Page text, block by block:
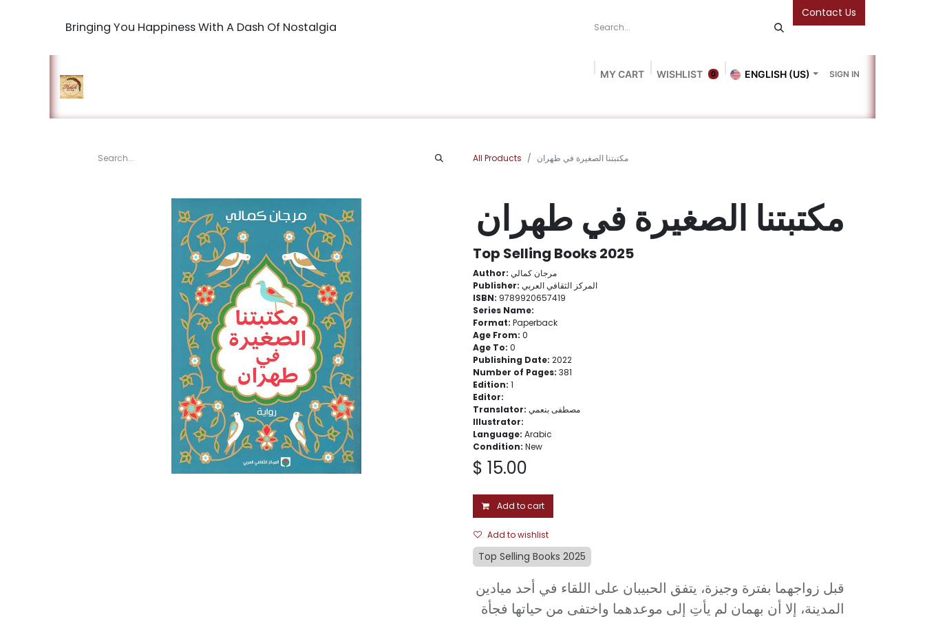
Bringing You Happiness With A Dash Of Nostalgia
Contact Us
MY CART 0
WISHLIST ENGLISH (US) SIGN IN
All Products مكتبتنا الصغيرة في طهران
مكتبتنا الصغيرة في طهران
Top Selling Books 2025
Author: مرجان كمالي
Publisher: المركز الثقافي العربي
ISBN: 9789920657419
Series Name:
Format: Paperback
Age From: 0
Age To: 0
Publishing Date: 2022
Number of Pages: 381
Edition: 1
Editor:
Translator: مصطفى بنعمي
Illustrator:
Language: Arabic
Condition: New
$ 15.00
Add to cart
Add to wishlist
Top Selling Books 2025
قبل زواجهما بفترة وجيزة، يتفق الحبيبان على اللقاء في أحد ميادين
المدينة، إلا أن بهمان لم يأتِ إلى موعدهما واختفى من حياتها فجأة